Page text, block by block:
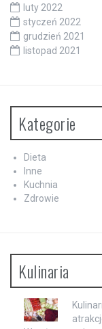
luty 2022
styczeń 2022
grudzień 2021
listopad 2021
Kategorie
Dieta
Inne
Kuchnia
Zdrowie
Kulinaria